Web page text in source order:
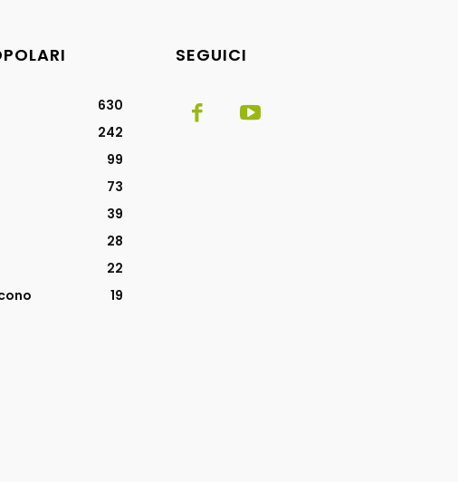
630
242
99
73
39
28
22
19
SEGUICI